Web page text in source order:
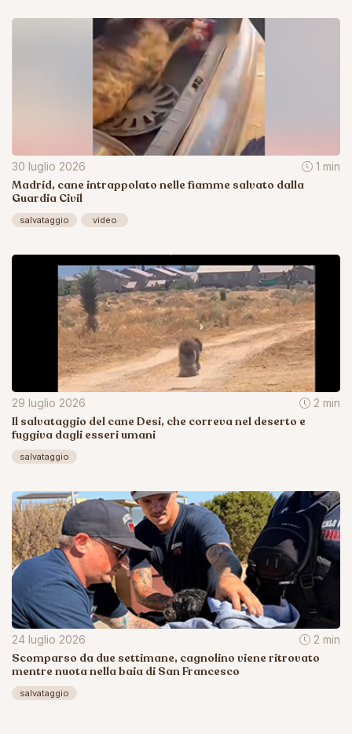
30 luglio 2026 1 min
Madrid, cane intrappolato nelle fiamme salvato dalla
Guardia Civil
salvataggio video
29 luglio 2026 2 min
Il salvataggio del cane Desi, che correva nel deserto e
fuggiva dagli esseri umani
salvataggio
24 luglio 2026 2 min
Scomparso da due settimane, cagnolino viene ritrovato
mentre nuota nella baia di San Francesco
salvataggio